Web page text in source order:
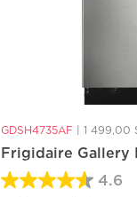
GDSH4735AF |1 499,00
Frigidaire Gallery
4.6